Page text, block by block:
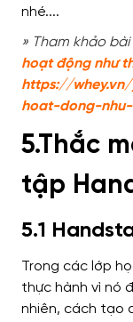
» Tham khảo
hoạt động như
https://
hoat-dong-
5.Thắc
tập
5.1
Trong các lớp
thực hành vì nó
nhiên, cách tạo